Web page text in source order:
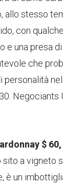
allo stesso
con
e una presa
che
personalità
Negociants
$
sito a vigneto
è un